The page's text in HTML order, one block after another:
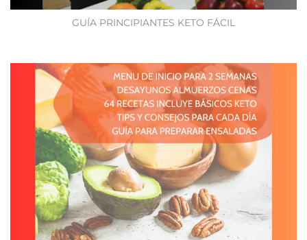
GUÍA PRINCIPIANTES KETO FÁCIL